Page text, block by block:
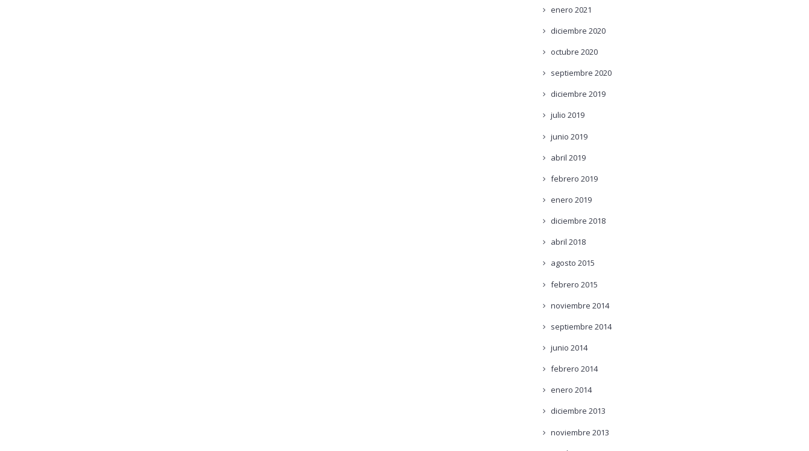
enero 2021
diciembre 2020
octubre 2020
septiembre 2020
diciembre 2019
julio 2019
junio 2019
abril 2019
febrero 2019
enero 2019
diciembre 2018
abril 2018
agosto 2015
febrero 2015
noviembre 2014
septiembre 2014
junio 2014
febrero 2014
enero 2014
diciembre 2013
noviembre 2013